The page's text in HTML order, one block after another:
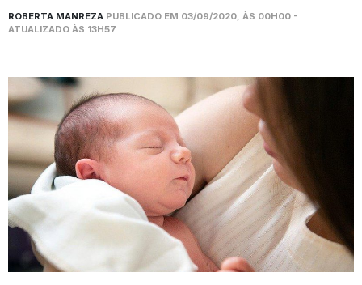
ROBERTA MANREZA PUBLICADO EM 03/09/2020, ÀS 00H00 -
ATUALIZADO ÀS 13H57